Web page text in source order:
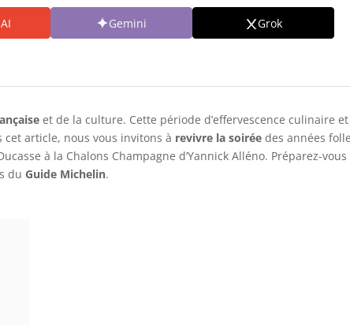
Gemini Grok
et de la culture. Cette période d’effervescence culinaire
article, nous vous invitons à revivre la soirée des années
à la Chalons Champagne d’Yannick Alléno. Préparez-vous
du Guide Michelin.